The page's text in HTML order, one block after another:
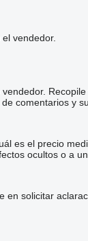
vendedor.
comentarios y
es el precio
ocultos o a
solicitar